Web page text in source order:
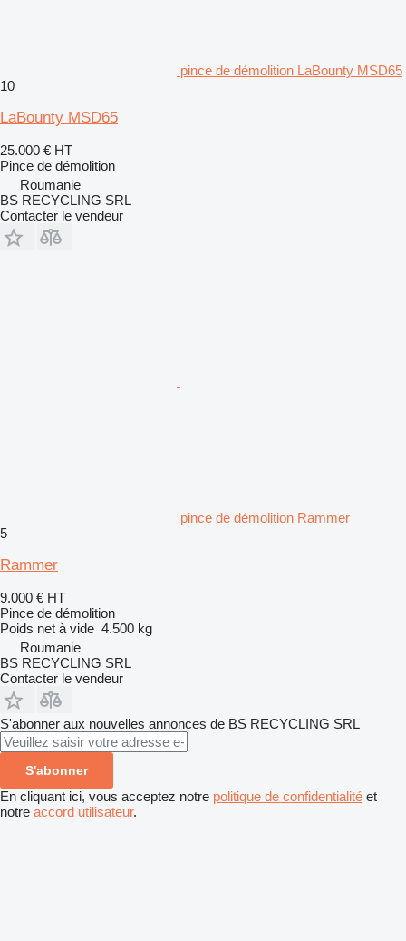
pince de démolition LaBounty MSD65
10
LaBounty MSD65
25.000 € HT
Pince de démolition
Roumanie
BS RECYCLING SRL
Contacter le vendeur
pince de démolition Rammer
5
Rammer
9.000 € HT
Pince de démolition
Poids net à vide 4.500 kg
Roumanie
BS RECYCLING SRL
Contacter le vendeur
S'abonner aux nouvelles annonces de BS RECYCLING SRL
S'abonner
En cliquant ici, vous acceptez notre politique de confidentialité et
notre accord utilisateur.